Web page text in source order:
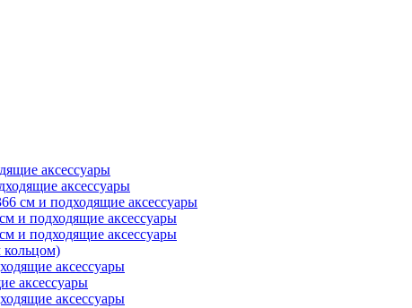
аксессуары
аксессуары
см и подходящие аксессуары
и подходящие аксессуары
и подходящие аксессуары
аксессуары
аксессуары
аксессуары